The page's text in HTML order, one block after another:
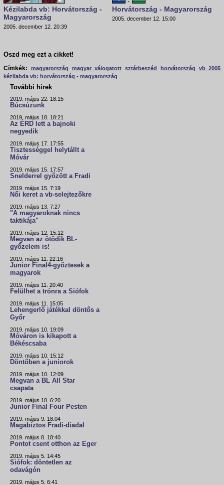
Kézilabda vb: Horvátország -
Magyarország
2005. december 12. 20:39
Horvátország - Magyarország
2005. december 12. 15:00
Oszd meg ezt a cikket!
Címkék:
magyarország magyar válogatott sztárbeszéd horvátország
vb 2005
kézilabda vb: horvátország - magyarország
További hírek
2019. május 22. 18:15
Búcsúzunk
2019. május 18. 18:21
Az ÉRD lett a bajnoki
negyedik
2019. május 17. 17:55
Tisztességgel helytállt a
Móvár
2019. május 15. 17:57
Snelderrel győzött a Fradi
2019. május 15. 7:19
Női keret a vb-selejtezőkre
2019. május 13. 7:27
"A magyaroknak nincs
taktikája"
2019. május 12. 15:12
Megvan az ötödik BL-
győzelem is!
2019. május 11. 22:16
Junior Final4-győztesek a
magyarok
2019. május 11. 20:40
Felülhet a trónra a Siófok
2019. május 11. 15:05
Lehengerlő játékkal döntős a
Győr
2019. május 10. 19:09
Móváron is kikapott a
Békéscsaba
2019. május 10. 15:12
Döntőben a juniorok
2019. május 10. 12:09
Megvan a BL All Star
csapata
2019. május 10. 6:20
Junior Final Four Pesten
2019. május 9. 18:04
Magabiztos Fradi-diadal
2019. május 8. 18:40
Pontot csent otthon az Eger
2019. május 5. 14:45
Siófok: döntetlen az
odavágón
2019. május 5. 6:41